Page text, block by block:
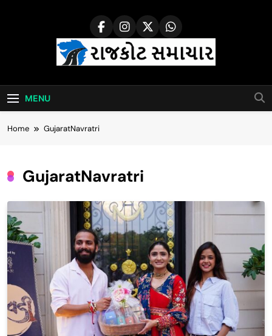
Rajkot Samachar
MENU
Home GujaratNavratri
GujaratNavratri